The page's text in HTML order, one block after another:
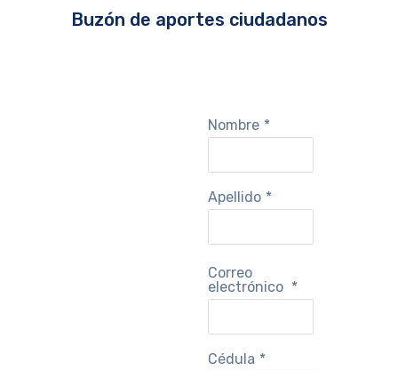
Buzón de aportes ciudadanos
Nombre *
Apellido *
Correo
electrónico *
Cédula *